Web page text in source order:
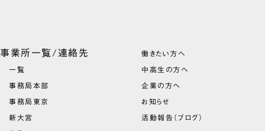
事業所一覧/連絡先
一覧
事務局本部
事務局東京
新大宮
働きたい方へ
中高生の方へ
企業の方へ
お知らせ
活動報告（ブログ）